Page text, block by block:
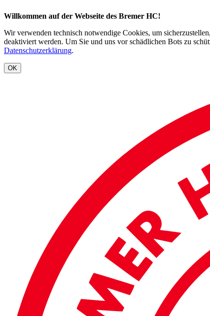
Willkommen auf der Webseite des Bremer HC!
Wir verwenden technisch notwendige Cookies, um
deaktiviert werden. Um Sie und uns vor schädlichen Bots zu
Datenschutzerklärung.
OK